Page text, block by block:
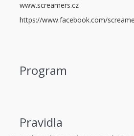
www.screamers.cz
https://www.facebook.com/
Program
Pravidla